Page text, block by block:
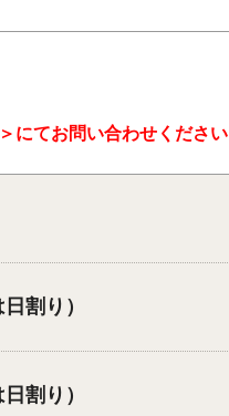
＞にてお問い合わせください
割り）
割り）